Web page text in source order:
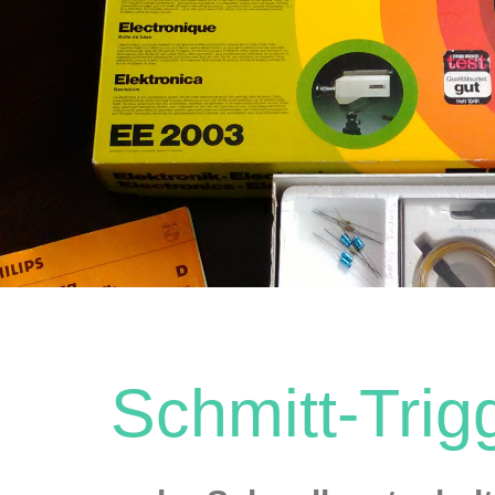
Schmitt-